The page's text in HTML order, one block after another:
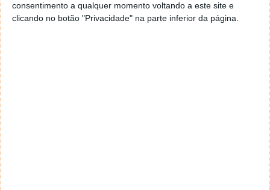
consentimento a qualquer momento voltando a este site e
clicando no botão "Privacidade" na parte inferior da página.
A introdução de nova sinalética nas estradas não